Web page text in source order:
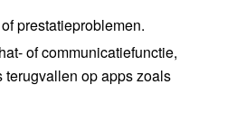
prestatieproblemen.
of communicatiefunctie,
terugvallen op apps zoals